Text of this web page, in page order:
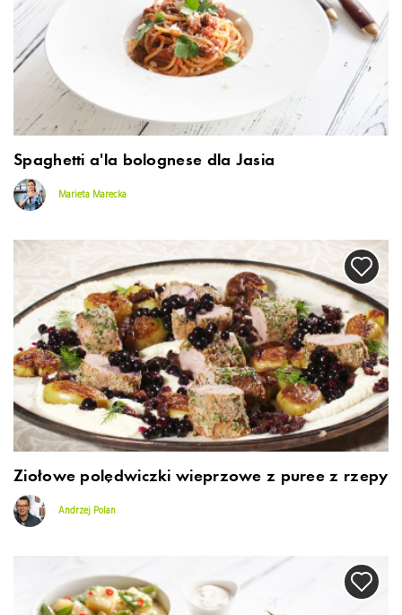
Spaghetti a’la bolognese dla Jasia
Marieta Marecka
Ziołowe polędwiczki wieprzowe z puree z rzepy
Andrzej Polan